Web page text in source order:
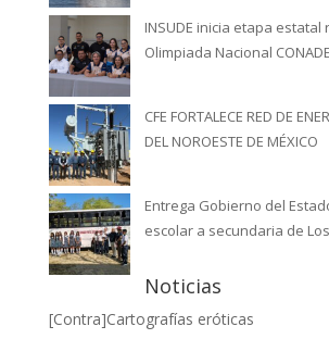
INSUDE inicia etapa estatal
Olimpiada Nacional
CFE FORTALECE RED DE
DEL NOROESTE DE MÉXICO
Entrega Gobierno del
escolar a secundaria de
Noticias
[Contra]Cartografías eróticas